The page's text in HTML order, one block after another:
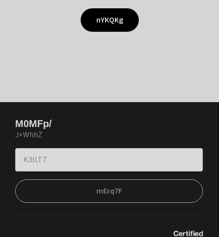
nYKQKg
M0MFp/
J+WhhZ
mErq7F